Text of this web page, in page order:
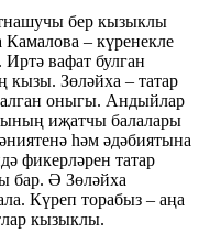
бер кызыклы
– күренекле
вафат булган
кызы. Зөләйха – татар
алган оныгы. Андыйлар
иҗатчы балалары
һәм әдәбиятына
фикерләрен татар
бар. Ә Зөләйха
Күреп торабыз – аңа
кызыклы.